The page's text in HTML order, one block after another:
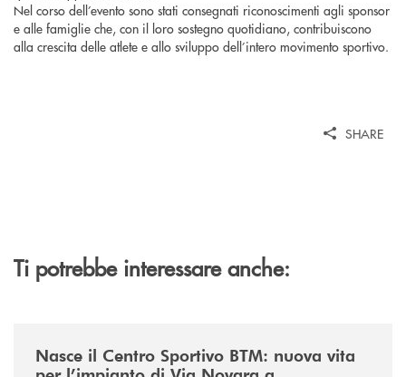
Nel corso dell’evento sono stati consegnati riconoscimenti agli sponsor
e alle famiglie che, con il loro sostegno quotidiano, contribuiscono
alla crescita delle atlete e allo sviluppo dell’intero movimento sportivo.
SHARE
Ti potrebbe interessare anche:
Nasce il Centro Sportivo BTM: nuova vita